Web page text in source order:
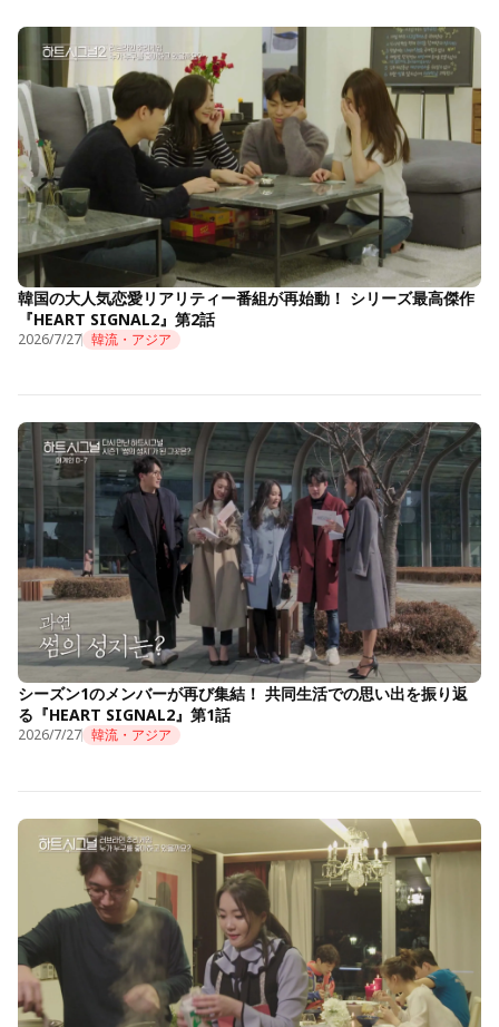
韓国の大人気恋愛リアリティー番組が再始動！ シリーズ最高傑作
『HEART SIGNAL2』第2話
2026/7/27 韓流・アジア
シーズン1のメンバーが再び集結！ 共同生活での思い出を振り返
る『HEART SIGNAL2』第1話
2026/7/27 韓流・アジア